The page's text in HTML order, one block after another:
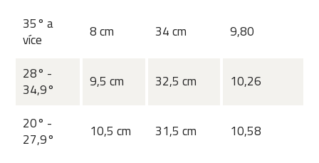
35° a
více
8 cm 34 cm 9,80
28° -
34,9°
9,5 cm 32,5 cm 10,26
20° -
27,9°
10,5 cm 31,5 cm 10,58